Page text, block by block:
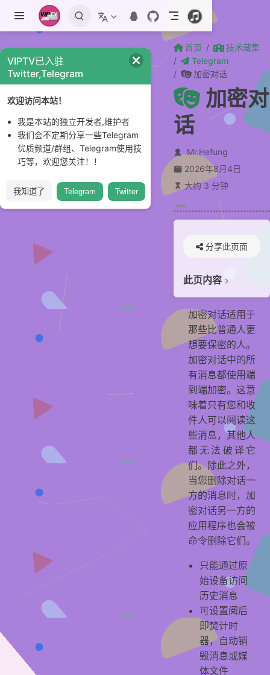
跳至主要內容
首页
技术藏集
Telegram
加密对话
加密对
话
Mr.Hefung
2026年8月4日
大约 3 分钟
分享此页面
此页内容
开启加密对话
消息自毁
截图提醒
加密密钥
贡献者
加密对话适用于
那些比普通人更
想要保密的人。
加密对话中的所
有消息都使用端
到端加密。这意
味着只有您和收
件人可以阅读这
些消息，其他人
都无法破译它
们。除此之外，
当您删除对话一
方的消息时，加
密对话另一方的
应用程序也会被
命令删除它们。
只能通过原
始设备访问
历史消息
可设置阅后
即焚计时
器，自动销
毁消息或媒
体文件
VIPTV已入驻
Twitter,Telegram
欢迎访问本站！
我是本站的独立开发者,维护者
我们会不定期分享一些Telegram
优质频道/群组、Telegram使用技
巧等，欢迎您关注！！
我知道了 Telegram Twitter